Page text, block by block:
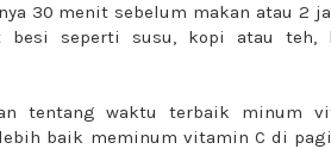
30 menit sebelum makan atau 2
besi seperti susu, kopi atau teh,
tentang waktu terbaik minum
baik meminum vitamin C di